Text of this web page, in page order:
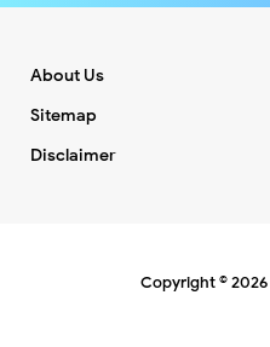
About Us
Sitemap
Disclaimer
Copyright ©2026